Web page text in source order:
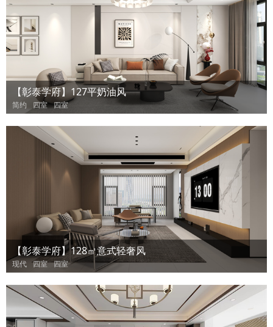
【彰泰学府】127平奶油风
简约 四室 四室
【彰泰学府】128㎡意式轻奢风
现代 四室 四室